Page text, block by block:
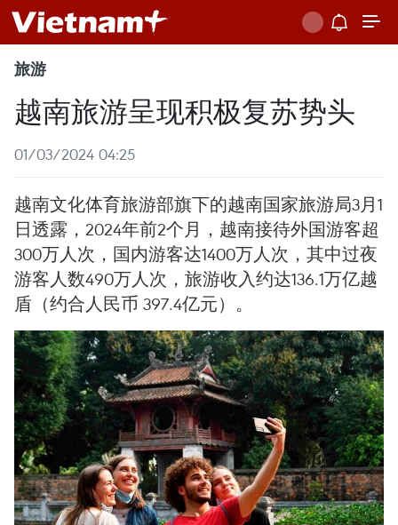
旅游
越南旅游呈现积极复苏势头
01/03/2024 04:25
越南文化体育旅游部旗下的越南国家旅游局3月1
日透露，2024年前2个月，越南接待外国游客超
300万人次，国内游客达1400万人次，其中过夜
游客人数490万人次，旅游收入约达136.1万亿越
盾（约合人民币 397.4亿元）。